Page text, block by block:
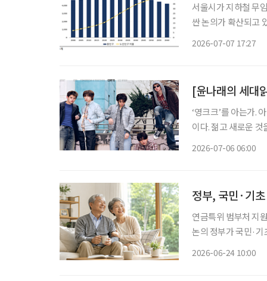
서울시가 지하철 무
싼 논의가 확산되고
2026-07-07 17:27
[윤나래의 세대
‘영크크’를 아는가.
이다. 젊고 새로운
2026-07-06 06:00
정부, 국민·기
연금특위 범부처 지원 TF 2차 회의 개최 다층
논의 정부가 국민·기초·퇴직·개인연금 등 다층 노후소득보장체계 구축 방안을 논의하기 위
2026-06-24 10:00